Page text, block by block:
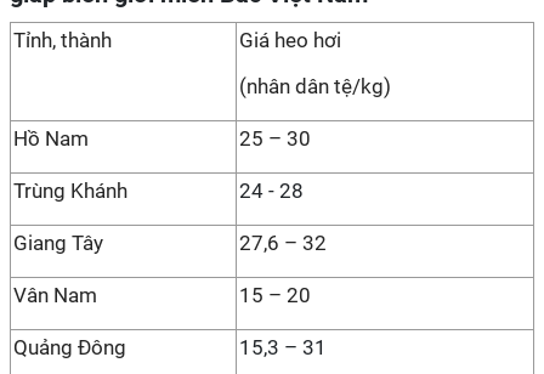
Tỉnh, thành
Giá heo hơi
(nhân dân tệ/kg)
Hồ Nam 25 – 30
Trùng Khánh 24 - 28
Giang Tây 27,6 – 32
Vân Nam 15 – 20
Quảng Đông 15,3 – 31